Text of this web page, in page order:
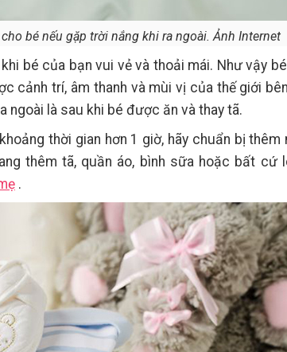
bé nếu gặp trời nắng khi ra ngoài. Ảnh Internet
bé của bạn vui vẻ và thoải mái. Như vậy
cảnh trí, âm thanh và mùi vị của thế giới
ngoài là sau khi bé được ăn và thay tã.
thời gian hơn 1 giờ, hãy chuẩn bị
thêm tã, quần áo, bình sữa hoặc bất cứ
.